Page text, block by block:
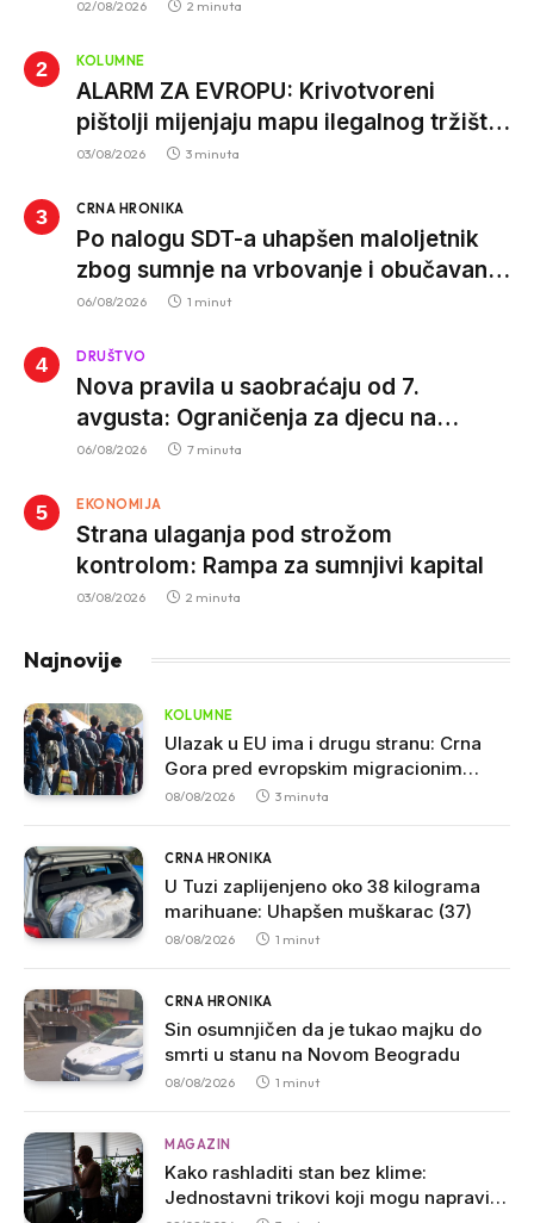
02/08/2026 2 minuta
KOLUMNE
ALARM ZA EVROPU: Krivotvoreni
pištolji mijenjaju mapu ilegalnog tržišta,
istrage ukazuju na proizvodnju van EU
03/08/2026 3 minuta
CRNA HRONIKA
Po nalogu SDT-a uhapšen maloljetnik
zbog sumnje na vrbovanje i obučavanje
za izvršenje terorističkih djela
06/08/2026 1 minut
DRUŠTVO
Nova pravila u saobraćaju od 7.
avgusta: Ograničenja za djecu na
trotinetima i mlade vozače, veće kazne
06/08/2026 7 minuta
EKONOMIJA
Strana ulaganja pod strožom
kontrolom: Rampa za sumnjivi kapital
03/08/2026 2 minuta
Najnovije
KOLUMNE
Ulazak u EU ima i drugu stranu: Crna
Gora pred evropskim migracionim
pravilima
08/08/2026 3 minuta
CRNA HRONIKA
U Tuzi zaplijenjeno oko 38 kilograma
marihuane: Uhapšen muškarac (37)
08/08/2026 1 minut
CRNA HRONIKA
Sin osumnjičen da je tukao majku do
smrti u stanu na Novom Beogradu
08/08/2026 1 minut
MAGAZIN
Kako rashladiti stan bez klime:
Jednostavni trikovi koji mogu napraviti